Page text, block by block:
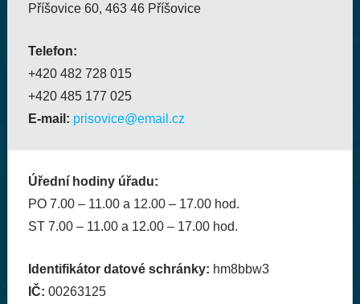
Příšovice 60, 463 46 Příšovice
Telefon:
+420 482 728 015
+420 485 177 025
E-mail: prisovice@email.cz
Úřední hodiny úřadu:
PO 7.00 – 11.00 a 12.00 – 17.00 hod.
ST 7.00 – 11.00 a 12.00 – 17.00 hod.
Identifikátor datové schránky: hm8bbw3
IČ: 00263125